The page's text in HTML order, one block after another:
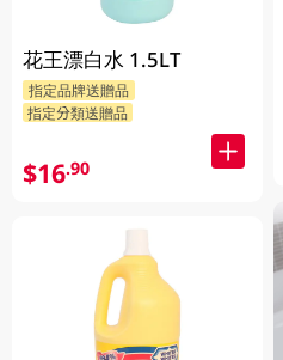
花王漂白水 1.5LT
指定品牌送贈品
指定分類送贈品
$16.90